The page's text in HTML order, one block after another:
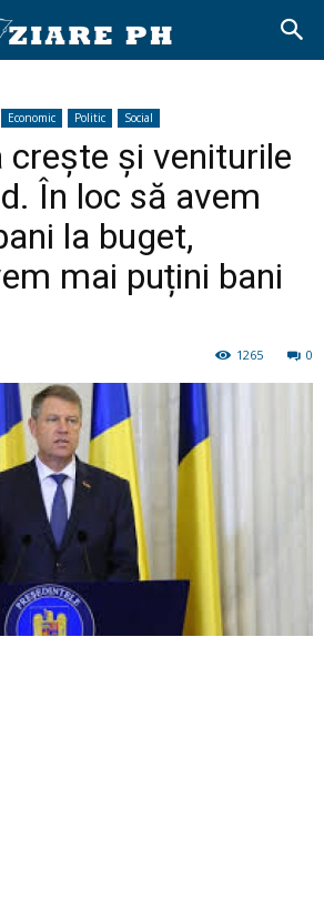
Economic Politic Social
crește și veniturile
În loc să avem
la buget,
mai puțini bani
0
1265